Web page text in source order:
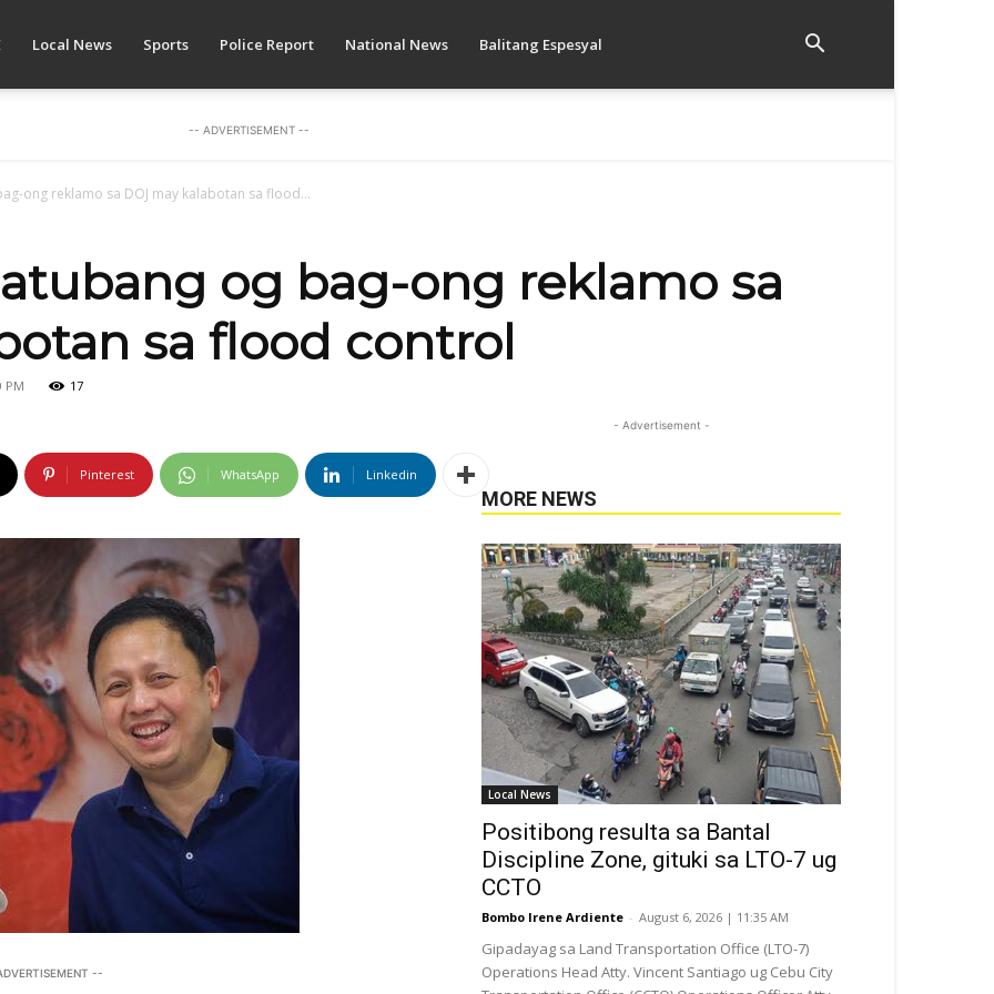
Local News Sports Police Report National News Balitang Espesyal
-- ADVERTISEMENT --
ong reklamo sa DOJ may kalabotan sa flood...
og bag-ong reklamo sa
sa flood control
PM 17
Pinterest WhatsApp Linkedin
--
- Advertisement -
MORE NEWS
Local News
Positibong resulta sa Bantal
Discipline Zone, gituki sa LTO-7 ug
CCTO
Bombo Irene Ardiente - August 6, 2026 | 11:35 AM
Gipadayag sa Land Transportation Office (LTO-7)
Operations Head Atty. Vincent Santiago ug Cebu City